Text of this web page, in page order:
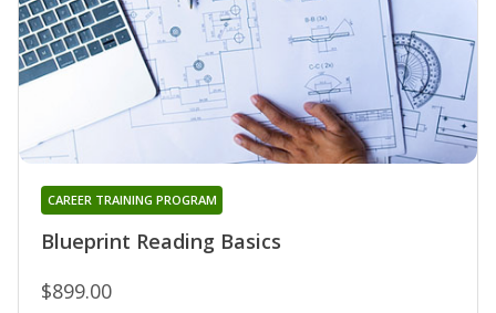
Blueprint Reading Basics
CAREER TRAINING PROGRAM
$899.00